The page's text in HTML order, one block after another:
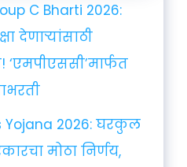
C Bharti 2026:
देणाऱ्यांसाठी
‘एमपीएससी’मार्फत
Yojana 2026: घरकुल
मोठा निर्णय,